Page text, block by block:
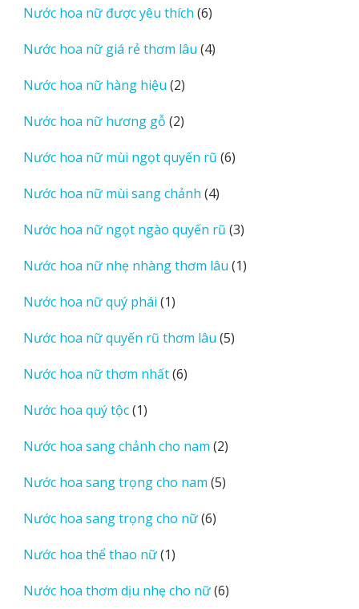
Nước hoa nữ được yêu thích 66
phẩm
Nước hoa nữ giá rẻ thơm lâu 44
Nước hoa nữ hàng hiệu 22
phẩm
Nước hoa nữ hương gỗ 22
phẩm
Nước hoa nữ mùi ngọt quyến rũ 66
Nước hoa nữ mùi sang chảnh 44
phẩm
Nước hoa nữ ngọt ngào quyến rũ 33
phẩm
Nước hoa nữ nhẹ nhàng thơm lâu 11
Nước hoa nữ quý phái 11
phẩm
Nước hoa nữ quyến rũ thơm lâu 55
Nước hoa nữ thơm nhất 66
Nước hoa quý tộc 11
phẩm
Nước hoa sang chảnh cho nam 22
phẩm
Nước hoa sang trọng cho nam 55
Nước hoa sang trọng cho nữ 66
Nước hoa thể thao nữ 11
phẩm
Nước hoa thơm dịu nhẹ cho nữ 66